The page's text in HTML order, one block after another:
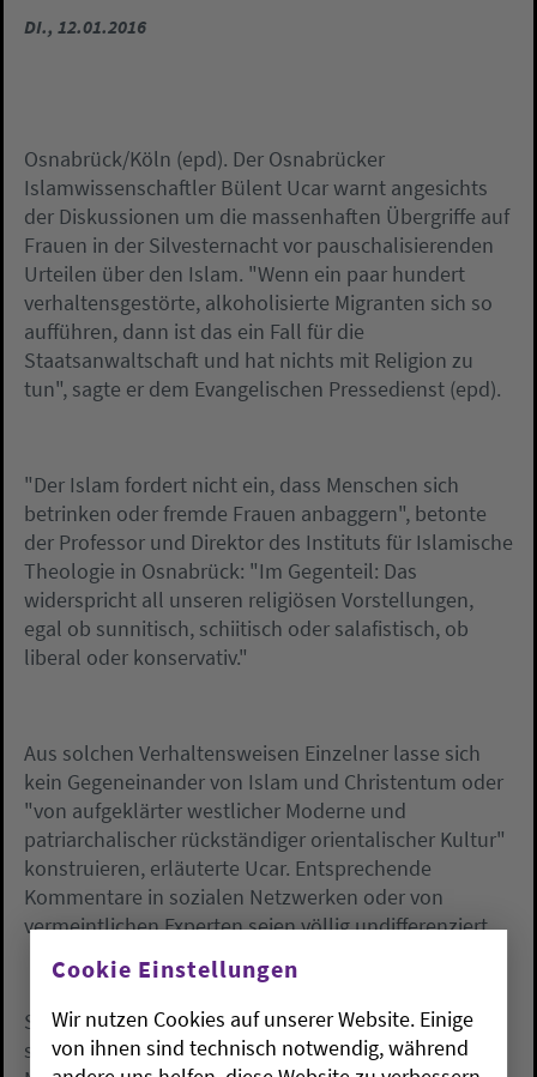
DI., 12.01.2016
Osnabrück/Köln (epd). Der Osnabrücker
Islamwissenschaftler Bülent Ucar warnt angesichts
der Diskussionen um die massenhaften Übergriffe auf
Frauen in der Silvesternacht vor pauschalisierenden
Urteilen über den Islam. "Wenn ein paar hundert
verhaltensgestörte, alkoholisierte Migranten sich so
aufführen, dann ist das ein Fall für die
Staatsanwaltschaft und hat nichts mit Religion zu
tun", sagte er dem Evangelischen Pressedienst (epd).
"Der Islam fordert nicht ein, dass Menschen sich
betrinken oder fremde Frauen anbaggern", betonte
der Professor und Direktor des Instituts für Islamische
Theologie in Osnabrück: "Im Gegenteil: Das
widerspricht all unseren religiösen Vorstellungen,
egal ob sunnitisch, schiitisch oder salafistisch, ob
liberal oder konservativ."
Aus solchen Verhaltensweisen Einzelner lasse sich
kein Gegeneinander von Islam und Christentum oder
"von aufgeklärter westlicher Moderne und
patriarchalischer rückständiger orientalischer Kultur"
konstruieren, erläuterte Ucar. Entsprechende
Kommentare in sozialen Netzwerken oder von
vermeintlichen Experten seien völlig undifferenziert.
Solche Taten müssen nach Ucars Worten
strafrechtlich verfolgt werden. "Ich bin auch der
Cookie Einstellungen
Wir nutzen Cookies auf unserer Website. Einige
von ihnen sind technisch notwendig, während